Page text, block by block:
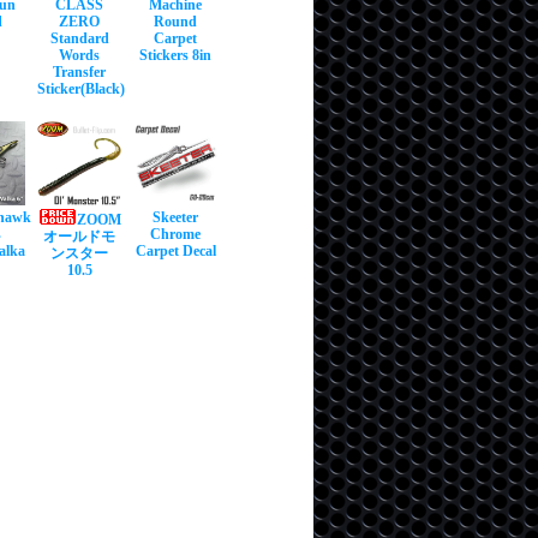
CLASS
ZERO
Standard
Words
Transfer
Sticker(Black)
Machine
Round
Carpet
Stickers 8in
ZOOM
オールドモ
ンスター
10.5
Skeeter
Chrome
Carpet Decal